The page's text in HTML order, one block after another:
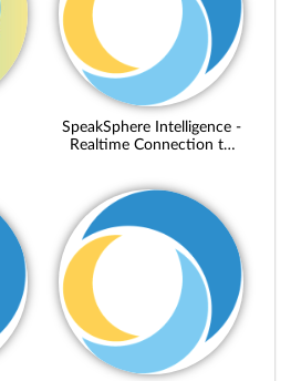
SpeakSphere Intelligence -
Realtime Connection to